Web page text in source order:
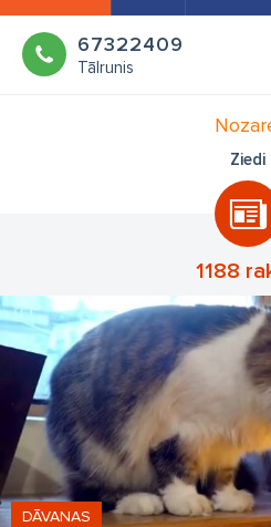
67322409
Tālrunis
Ziedi
1188
DĀVANAS